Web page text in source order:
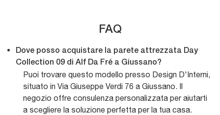
FAQ
Dove posso acquistare la parete attrezzata Day
Collection 09 di Alf Da Fré a Giussano?
Puoi trovare questo modello presso Design D'Interni,
situato in Via Giuseppe Verdi 76 a Giussano. Il
negozio offre consulenza personalizzata per aiutarti
a scegliere la soluzione perfetta per la tua casa.